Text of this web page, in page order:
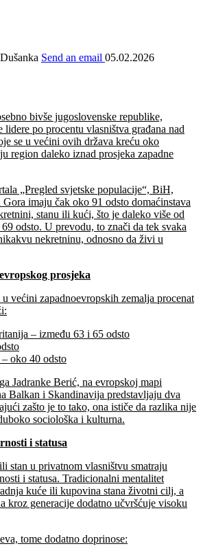
Dušanka Send an email 05.02.2026
bivše jugoslovenske republike,
lidere po procentu vlasništva građana nad
se u većini ovih država kreću oko
region daleko iznad prosjeka zapadne
„Pregled svjetske populacije“, BiH,
imaju čak oko 91 odsto domaćinstava
stanu ili kući, što je daleko više od
odsto. U prevodu, to znači da tek svaka
nekretninu, odnosno da živi u
prosjeka
većini zapadnoevropskih zemalja procenat
– između 63 i 65 odsto
– oko 40 odsto
Jadranke Berić, na evropskoj mapi
Balkan i Skandinavija predstavljaju dva
zašto je to tako, ona ističe da razlika nije
sociološka i kulturna.
i statusa
stan u privatnom vlasništvu smatraju
i statusa. Tradicionalni mentalitet
kuće ili kupovina stana životni cilj, a
kroz generacije dodatno učvršćuje visoku
tome dodatno doprinose: